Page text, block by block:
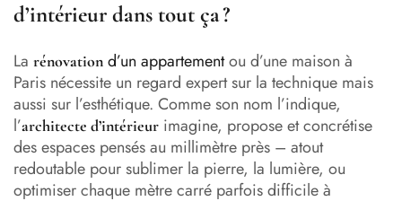
d’intérieur dans tout ça ?
La rénovation d’un appartementou d’une maison à
Paris nécessite un regard expert sur la technique mais
aussi sur l’esthétique. Comme son nom l’indique,
l’architecte d’intérieur imagine, propose et concrétise
des espaces pensés au millimètre près – atout
redoutable pour sublimer la pierre, la lumière, ou
optimiser chaque mètre carré parfois difficile à